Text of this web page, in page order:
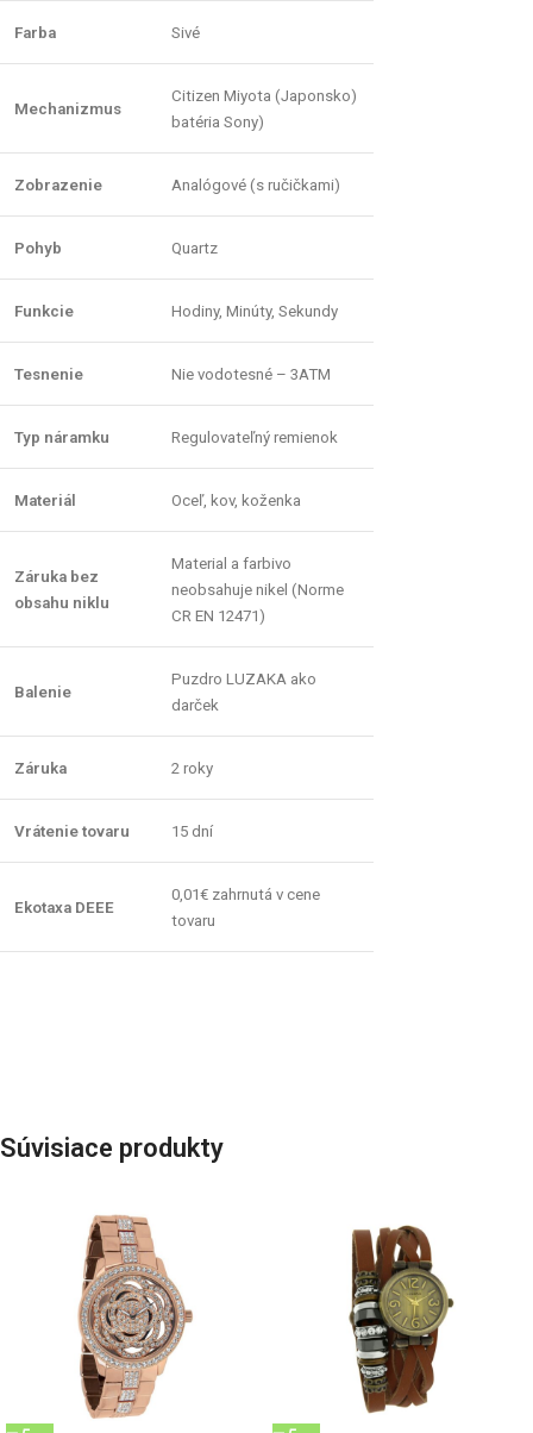
Farba Sivé
Mechanizmus
Citizen Miyota (Japonsko)
batéria Sony)
Zobrazenie Analógové (s ručičkami)
Pohyb Quartz
Funkcie Hodiny, Minúty, Sekundy
Tesnenie Nie vodotesné – 3ATM
Typ náramku Regulovateľný remienok
Materiál Oceľ, kov, koženka
Záruka bez
obsahu niklu
Material a farbivo
neobsahuje nikel (Norme
CR EN 12471)
Balenie
Puzdro LUZAKA ako
darček
Záruka 2 roky
Vrátenie tovaru 15 dní
Ekotaxa DEEE
0,01€ zahrnutá v cene
tovaru
Súvisiace produkty